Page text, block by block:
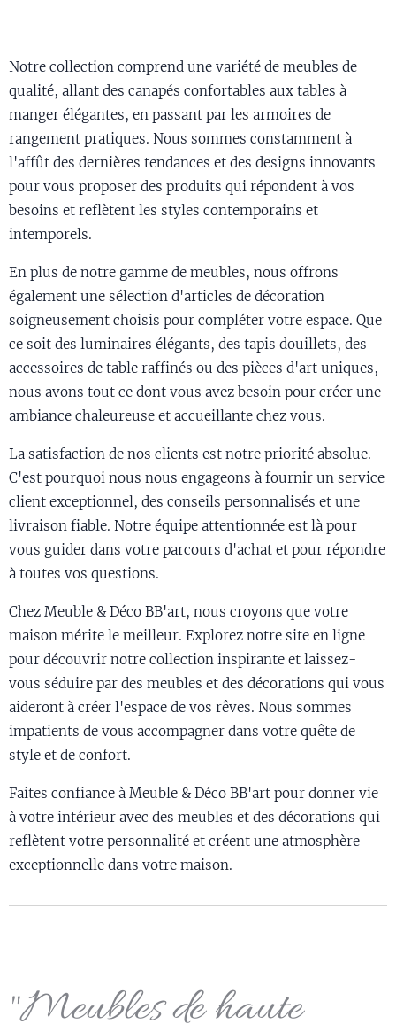
Notre collection comprend une variété de meubles de
qualité, allant des canapés confortables aux tables à
manger élégantes, en passant par les armoires de
rangement pratiques. Nous sommes constamment à
l'affût des dernières tendances et des designs innovants
pour vous proposer des produits qui répondent à vos
besoins et reflètent les styles contemporains et
intemporels.
En plus de notre gamme de meubles, nous offrons
également une sélection d'articles de décoration
soigneusement choisis pour compléter votre espace. Que
ce soit des luminaires élégants, des tapis douillets, des
accessoires de table raffinés ou des pièces d'art uniques,
nous avons tout ce dont vous avez besoin pour créer une
ambiance chaleureuse et accueillante chez vous.
La satisfaction de nos clients est notre priorité absolue.
C'est pourquoi nous nous engageons à fournir un service
client exceptionnel, des conseils personnalisés et une
livraison fiable. Notre équipe attentionnée est là pour
vous guider dans votre parcours d'achat et pour répondre
à toutes vos questions.
Chez Meuble & Déco BB'art, nous croyons que votre
maison mérite le meilleur. Explorez notre site en ligne
pour découvrir notre collection inspirante et laissez-
vous séduire par des meubles et des décorations qui vous
aideront à créer l'espace de vos rêves. Nous sommes
impatients de vous accompagner dans votre quête de
style et de confort.
Faites confiance à Meuble & Déco BB'art pour donner vie
à votre intérieur avec des meubles et des décorations qui
reflètent votre personnalité et créent une atmosphère
exceptionnelle dans votre maison.
"Meubles de haute